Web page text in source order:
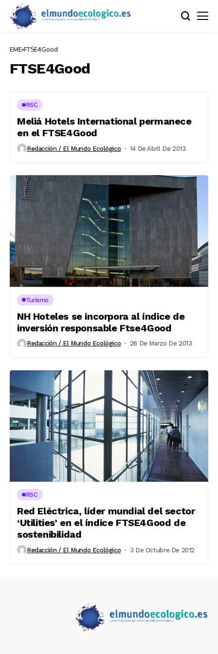
EME FTSE4Good
FTSE4Good
RSC
Meliá Hotels International permanece
en el FTSE4Good
Redacción / El Mundo Ecológico 14 De Abril De 2013
Turismo
NH Hoteles se incorpora al índice de
inversión responsable Ftse4Good
Redacción / El Mundo Ecológico 26 De Marzo De 2013
RSC
Red Eléctrica, líder mundial del sector
‘Utilities’ en el índice FTSE4Good de
sostenibilidad
Redacción / El Mundo Ecológico 3 De Octubre De 2012